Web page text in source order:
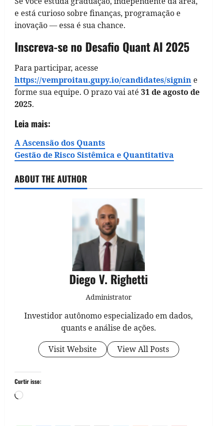
e está curioso sobre finanças, programação e
inovação — essa é sua chance.
Inscreva-se no Desafio Quant AI 2025
Para participar, acesse
https://vemproitau.gupy.io/candidates/signin e
forme sua equipe. O prazo vai até 31 de agosto de
2025.
Leia mais:
A Ascensão dos Quants
Gestão de Risco Sistêmica e Quantitativa
ABOUT THE AUTHOR
Diego V. Righetti
Administrator
Investidor autônomo especializado em dados,
quants e análise de ações.
Visit Website
View All Posts
Curtir isso:
Carregando...